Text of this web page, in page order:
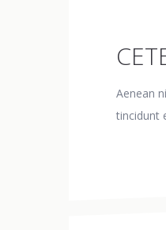
Aenean
tincidunt